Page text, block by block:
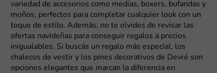
variedad de accesorios como medias, boxers, bufandas y
moños, perfectos para completar cualquier look con un
toque de estilo. Además, no te olvides de revisar las
ofertas navideñas para conseguir regalos a precios
inigualables. Si buscás un regalo más especial, los
chalecos de vestir y los pines decorativos de Devré son
opciones elegantes que marcan la diferencia en